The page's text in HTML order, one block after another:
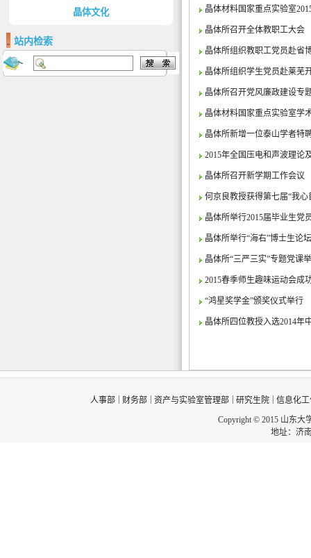
晶体文化
站内检索
晶体材料国家重点实验室
晶体所召开全体教职工大会
晶体所组织教职工党员赴省
晶体所组织学生党员赴莱芜
晶体所召开党风廉政建设专
晶体材料国家重点实验室学
晶体所新增一位泰山学者特
2015年全国压电和声波理论
晶体所召开新学期工作会议
何京良教授获得第七届“我
晶体所举行2015届毕业生党
晶体所举行“海右”博士生论坛
晶体所“三严三实”专题党课
2015春季师生趣味运动会成
“鸿星奖学金”颁奖仪式举行
晶体所四位教授入选2014年
人事部 财务部 资产与实验室管理部 研究生院
信息化
Copyright © 2015 山东大
地址：济